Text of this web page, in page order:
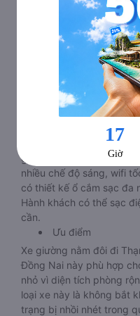
Xe giường nằm Thống
Trăng phòng đôi
như dòng xe limousine
Nhất - Đồng Nai giường
nằm được thiết kế rộng
Nam lẫn khách nước
các thiết bị hiện đại
những trải nghiệm thoải
Tivi ốp trần nét cứng,
giải trí hấp dẫn. Trong
nhiều chế độ sáng, wifi
có thiết kế ổ cắm sạc đa
Hành khách có thể sạc
cần.
Ưu điểm
Xe giường nằm đôi đi
Đồng Nai này phù hợp
nhỏ vì diện tích phòng
loại xe này là không bắt
trạng bị nhồi nhét trong